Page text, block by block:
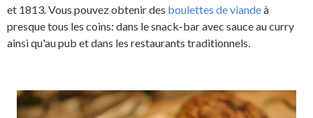
et 1813. Vous pouvez obtenir des boulettes de viandeà
presque tous les coins: dans le snack-bar avec sauce au curry
ainsi qu'au pub et dans les restaurants traditionnels.